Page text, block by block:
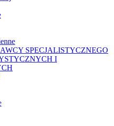
SPECJALISTYCZNEGO
I